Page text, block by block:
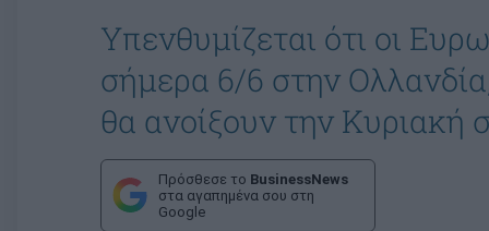
Υπενθυμίζεται ότι οι
σήμερα 6/6 στην
θα ανοίξουν την Κυριακή
Πρόσθεσε το BusinessNews
στα αγαπημένα σου στη
Google